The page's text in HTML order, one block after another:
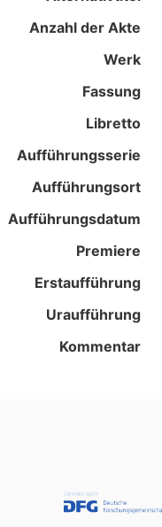
Anzahl der Akte
Werk
Fassung
Libretto
Aufführungsserie
Aufführungsort
Aufführungsdatum
Premiere
Erstaufführung
Uraufführung
Kommentar